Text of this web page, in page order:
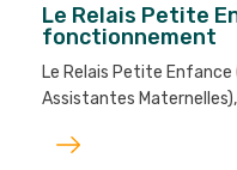
Le Relais Petite
fonctionnement
Le Relais Petite Enfance
Assistantes
Lire
l'article